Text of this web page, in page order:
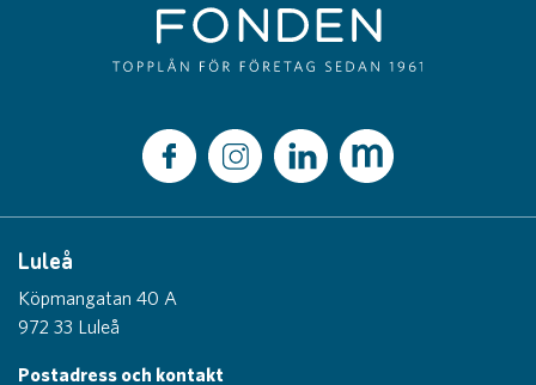
Luleå
Köpmangatan 40 A
972 33 Luleå
Postadress och kontakt